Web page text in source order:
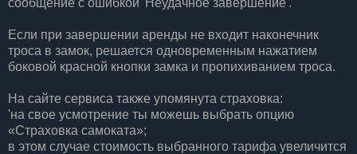
Если при завершении аренды не входит наконечник
троса в замок, решается одновременным нажатием
боковой красной кнопки замка и пропихиванием троса.
На сайте сервиса также упомянута страховка:
'на свое усмотрение ты можешь выбрать опцию
«Страховка самоката»;
в этом случае стоимость выбранного тарифа увеличится